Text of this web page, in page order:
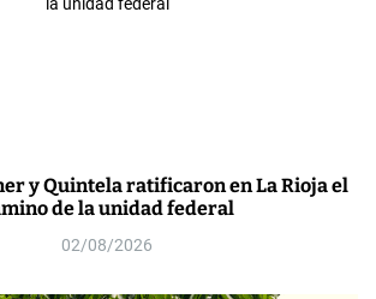
y Quintela ratificaron en La Rioja el
de la unidad federal
02/08/2026